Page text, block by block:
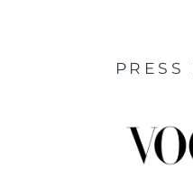
PRESS